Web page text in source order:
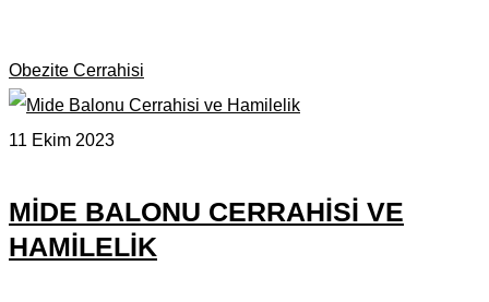
Obezite Cerrahisi
11 Ekim 2023
MIDE BALONU CERRAHISI VE
HAMILELIK